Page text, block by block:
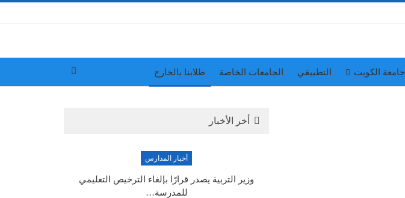
جامعة الكويت التطبيقي الجامعات الخاصة طلابنا بالخارج
أخر الأخبار
أخبار المدارس
وزير التربية يصدر قرارًا بإلغاء الترخيص التعليمي
للمدرسة…